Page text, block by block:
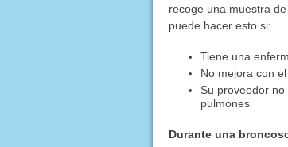
recoge una muestra
puede hacer esto si:
Tiene una
No mejora con
Su proveedor
pulmones
Durante una